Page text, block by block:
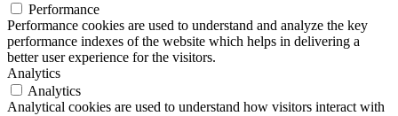
Performance
Performance cookies are used to understand and analyze the key
performance indexes of the website which helps in delivering a
better user experience for the visitors.
Analytics
Analytics
Analytical cookies are used to understand how visitors interact with